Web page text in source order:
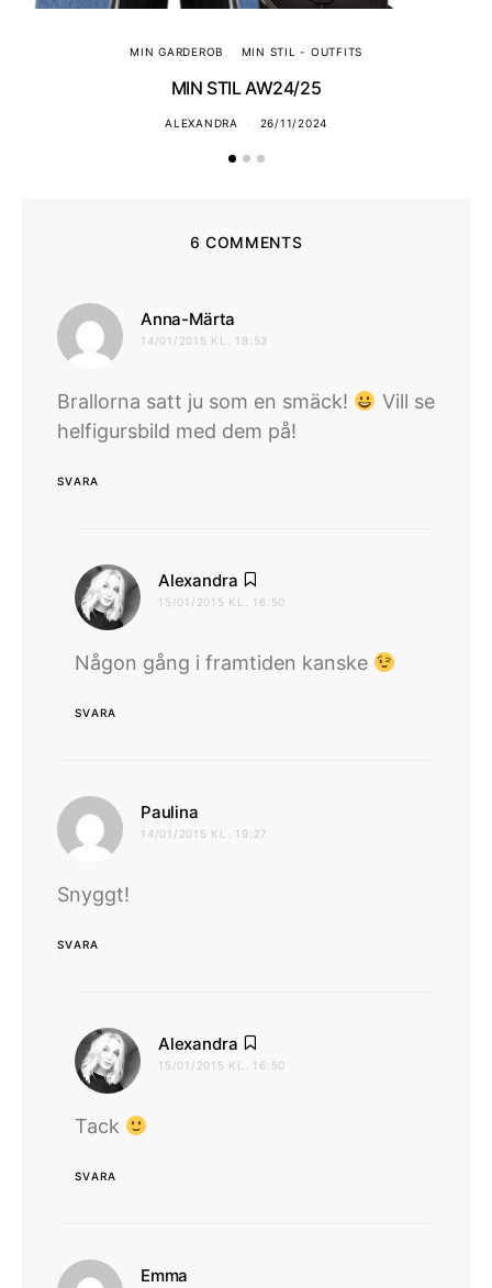
MIN GARDEROB MIN STIL - OUTFITS
MIN STIL AW24/25
ALEXANDRA 26/11/2024
6 COMMENTS
Anna-Märta
14/01/2015 KL. 18:53
Brallorna satt ju som en smäck!
Vill se
helfigursbild med dem på!
SVARA
Alexandra
15/01/2015 KL. 16:50
Någon gång i framtiden kanske
SVARA
Paulina
14/01/2015 KL. 19:27
Snyggt!
SVARA
Alexandra
15/01/2015 KL. 16:50
Tack
SVARA
Emma